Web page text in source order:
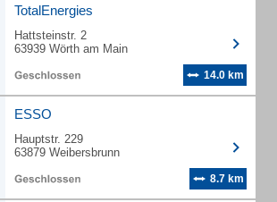
TotalEnergies
Hattsteinstr. 2
63939 Wörth am Main
14.0 km
ESSO
Hauptstr. 229
63879 Weibersbrunn
8.7 km